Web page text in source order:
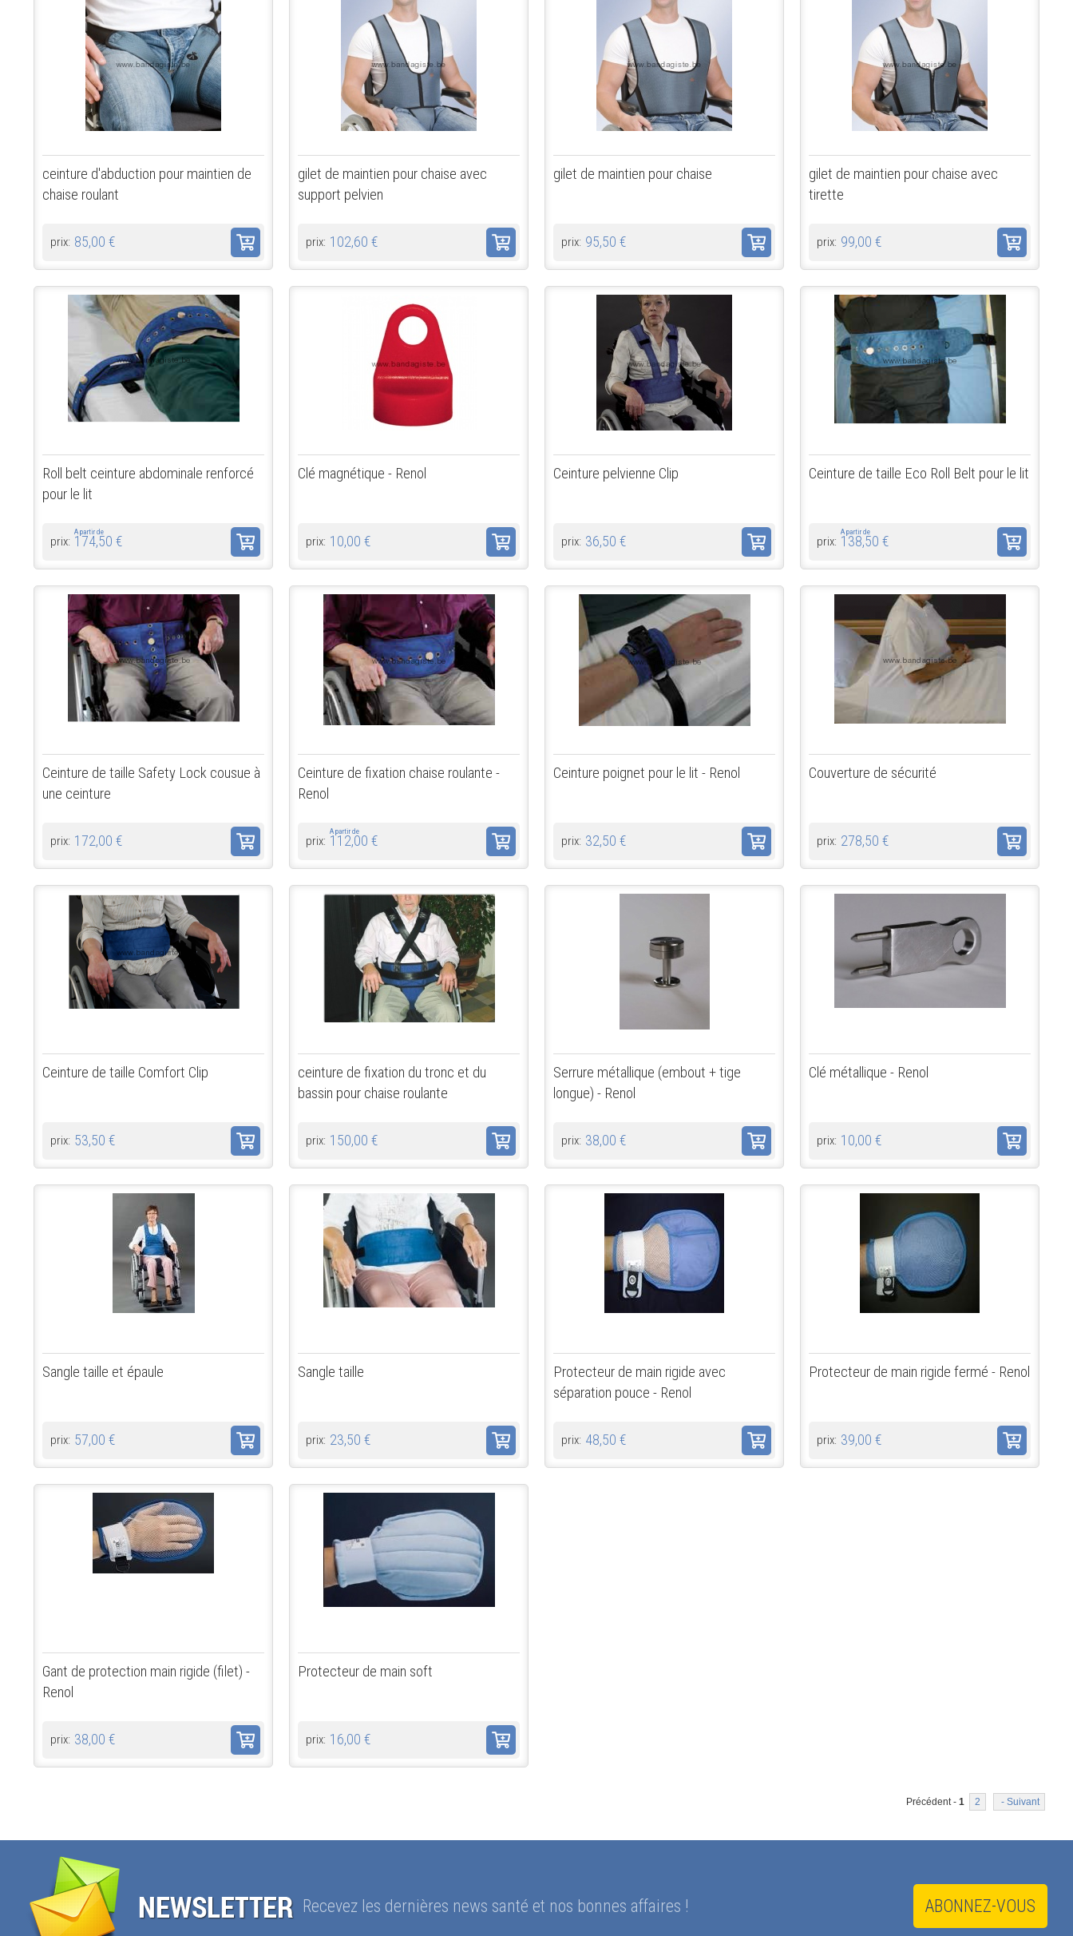
ceinture d'abduction pour maintien de
chaise roulant
prix: 85,00 €
gilet de maintien pour chaise avec
support pelvien
prix: 102,60 €
gilet de maintien pour chaise
prix: 95,50 €
gilet de maintien pour chaise avec
tirette
prix: 99,00 €
Roll belt ceinture abdominale renforcé
pour le lit
prix:
A partir de
174,50 €
Clé magnétique - Renol
prix: 10,00 €
Ceinture pelvienne Clip
prix: 36,50 €
Ceinture de taille Eco Roll Belt pour le lit
prix:
A partir de
138,50 €
Ceinture de taille Safety Lock cousue à
une ceinture
prix: 172,00 €
Ceinture de fixation chaise roulante -
Renol
prix:
A partir de
112,00 €
Ceinture poignet pour le lit - Renol
prix: 32,50 €
Couverture de sécurité
prix: 278,50 €
Ceinture de taille Comfort Clip
prix: 53,50 €
ceinture de fixation du tronc et du
bassin pour chaise roulante
prix: 150,00 €
Serrure métallique (embout + tige
longue) - Renol
prix: 38,00 €
Clé métallique - Renol
prix: 10,00 €
Sangle taille et épaule
prix: 57,00 €
Sangle taille
prix: 23,50 €
Protecteur de main rigide avec
séparation pouce - Renol
prix: 48,50 €
Protecteur de main rigide fermé - Renol
prix: 39,00 €
Gant de protection main rigide (filet) -
Renol
prix: 38,00 €
Protecteur de main soft
prix: 16,00 €
Précédent - 1 2 - Suivant
ABONNEZ-VOUS
Recevez les dernières news santé et nos bonnes affaires !